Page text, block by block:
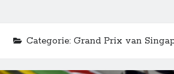
Categorie: Grand Prix van